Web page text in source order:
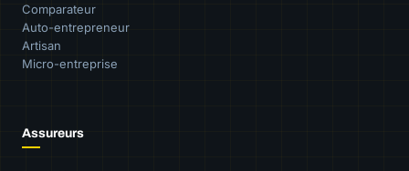
Comparateur
Auto-entrepreneur
Artisan
Micro-entreprise
Assureurs